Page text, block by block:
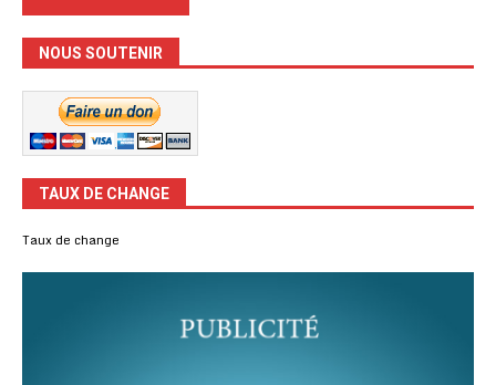
NOUS SOUTENIR
TAUX DE CHANGE
Taux de change